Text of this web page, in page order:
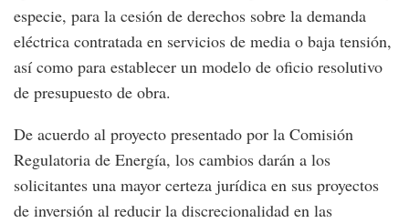
especie, para la cesión de derechos sobre la demanda
eléctrica contratada en servicios de media o baja tensión,
así como para establecer un modelo de oficio resolutivo
de presupuesto de obra.
De acuerdo al proyecto presentado por la Comisión
Regulatoria de Energía, los cambios darán a los
solicitantes una mayor certeza jurídica en sus proyectos
de inversión al reducir la discrecionalidad en las